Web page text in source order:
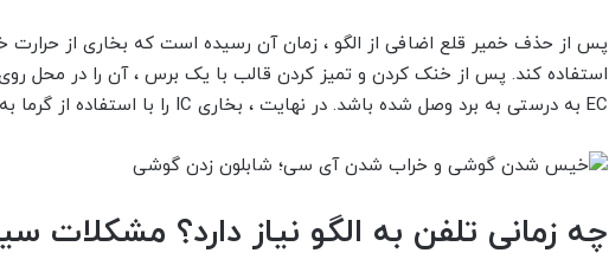
استفاده کند. پس از خنک کردن و تمیز کردن قالب با یک برس ، آن را در محل
EC به درستی به برد وصل شده باشد. در نهایت ، بخاری IC را با استفاده از گرما به برد وصل کنید.
چه زمانی تلفن به الگو نیاز دارد؟ مشکلات